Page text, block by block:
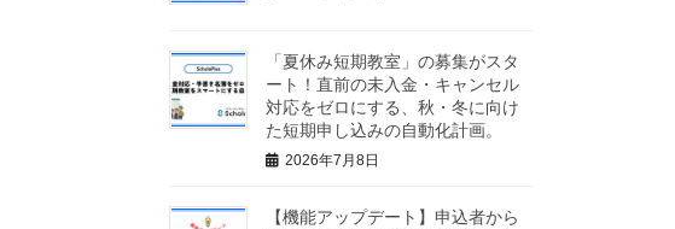
「夏休み短期教室」の募集がスタ
ート！直前の未入金・キャンセル
対応をゼロにする、秋・冬に向け
た短期申し込みの自動化計画。
2026年7月8日
【機能アップデート】申込者から